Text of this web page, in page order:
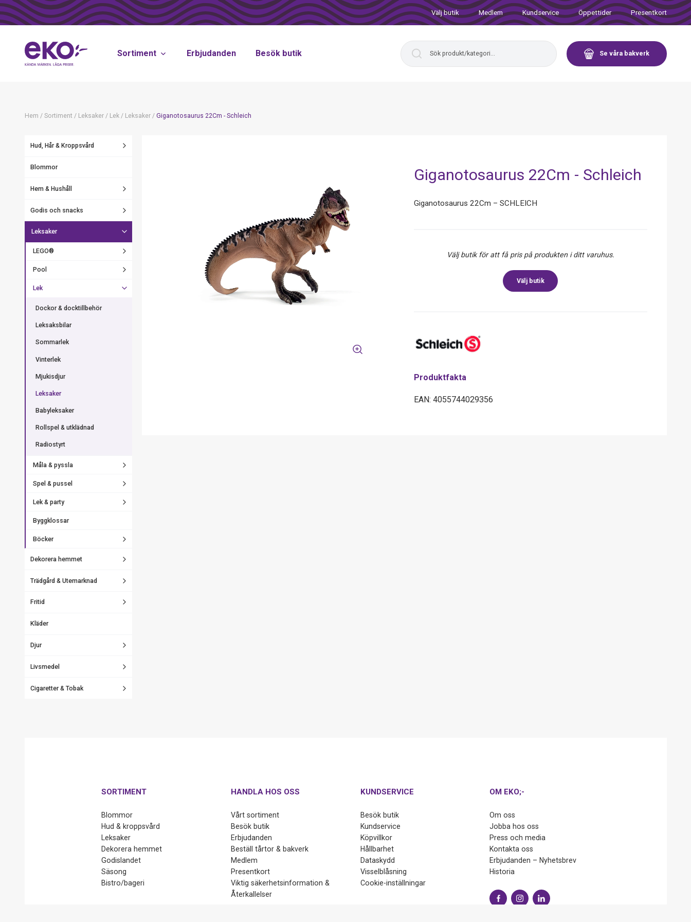
Välj butik Medlem Kundservice Öppettider Presentkort
Sortiment Erbjudanden Besök butik Se våra bakverk
Hem / Sortiment / Leksaker / Lek / Leksaker / Giganotosaurus 22Cm - Schleich
Hud, Hår & Kroppsvård
Blommor
Hem & Hushåll
Godis och snacks
Leksaker
LEGO®
Pool
Lek
Dockor & docktillbehör
Leksaksbilar
Sommarlek
Vinterlek
Mjukisdjur
Leksaker
Babyleksaker
Rollspel & utklädnad
Radiostyrt
Måla & pyssla
Spel & pussel
Lek & party
Byggklossar
Böcker
Dekorera hemmet
Trädgård & Utemarknad
Fritid
Kläder
Djur
Livsmedel
Cigaretter & Tobak
Giganotosaurus 22Cm - Schleich
Giganotosaurus 22Cm – SCHLEICH
Välj butik för att få pris på produkten i ditt varuhus.
Välj butik
Produktfakta
EAN: 4055744029356
SORTIMENT
Blommor
Hud & kroppsvård
Leksaker
Dekorera hemmet
Godislandet
Säsong
Bistro/bageri
HANDLA HOS OSS
Vårt sortiment
Besök butik
Erbjudanden
Beställ tårtor & bakverk
Medlem
Presentkort
Viktig säkerhetsinformation &
Återkallelser
KUNDSERVICE
Besök butik
Kundservice
Köpvillkor
Hållbarhet
Dataskydd
Visselblåsning
Cookie-inställningar
OM EKO;-
Om oss
Jobba hos oss
Press och media
Kontakta oss
Erbjudanden – Nyhetsbrev
Historia